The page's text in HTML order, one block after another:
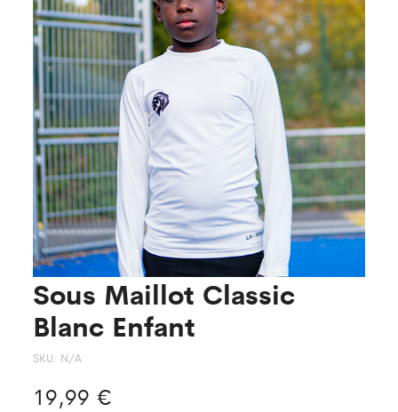
Sous Maillot Classic
Blanc Enfant
SKU: N/A
19,99 €